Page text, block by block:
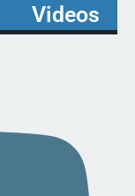
Videos